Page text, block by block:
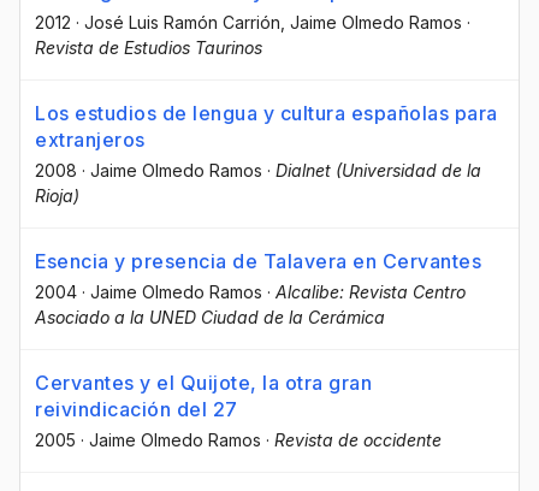
2012 · José Luis Ramón Carrión , Jaime Olmedo Ramos ·
Revista de Estudios Taurinos
Los estudios de lengua y cultura españolas para
extranjeros
2008 · Jaime Olmedo Ramos · Dialnet (Universidad de la
Rioja)
Esencia y presencia de Talavera en Cervantes
2004 · Jaime Olmedo Ramos · Alcalibe: Revista Centro
Asociado a la UNED Ciudad de la Cerámica
Cervantes y el Quijote, la otra gran
reivindicación del 27
2005 · Jaime Olmedo Ramos · Revista de occidente